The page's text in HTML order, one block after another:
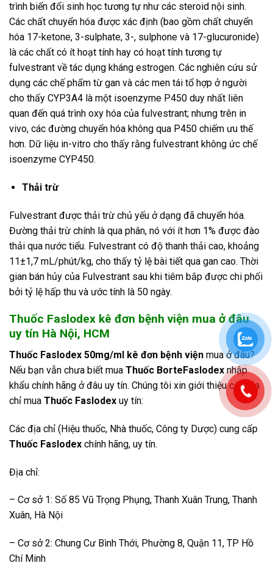
trình biến đổi sinh học tương tự như các steroid nội sinh.
Các chất chuyển hóa được xác định (bao gồm chất chuyển
hóa 17-ketone, 3-sulphate, 3-, sulphone và 17-glucuronide)
là các chất có ít hoạt tính hay có hoạt tính tương tự
fulvestrant về tác dụng kháng estrogen. Các nghiên cứu sử
dụng các chế phẩm từ gan và các men tái tổ hợp ở người
cho thấy CYP3A4 là một isoenzyme P450 duy nhất liên
quan đến quá trình oxy hóa của fulvestrant; nhưng trên in
vivo, các đường chuyển hóa không qua P450 chiếm ưu thế
hơn. Dữ liệu in-vitro cho thấy rằng fulvestrant không ức chế
isoenzyme CYP450.
Thải trừ
Fulvestrant được thải trừ chủ yếu ở dạng đã chuyển hóa.
Đường thải trừ chính là qua phân, nó với ít hơn 1% được đào
thải qua nước tiểu. Fulvestrant có độ thanh thải cao, khoảng
11±1,7 mL/phút/kg, cho thấy tỷ lệ bài tiết qua gan cao. Thời
gian bán hủy của Fulvestrant sau khi tiêm bắp được chi phối
bởi tỷ lệ hấp thu và ước tính là 50 ngày.
Thuốc Faslodex kê đơn bệnh viện mua ở đâu
uy tín Hà Nội, HCM
Thuốc Faslodex 50mg/ml kê đơn bệnh viện mua ở đâu?
Nếu bạn vẫn chưa biết mua Thuốc BorteFaslodexnhập
khẩu chính hãng ở đâu uy tín. Chúng tôi xin giới thiệu các địa
chỉ mua Thuốc Faslodex uy tín:
Các địa chỉ (Hiệu thuốc, Nhà thuốc, Công ty Dược) cung cấp
Thuốc Faslodex chính hãng, uy tín.
Địa chỉ:
– Cơ sở 1: Số 85 Vũ Trọng Phụng, Thanh Xuân Trung, Thanh
Xuân, Hà Nội
– Cơ sở 2: Chung Cư Bình Thới, Phường 8, Quận 11, TP Hồ
Chí Minh